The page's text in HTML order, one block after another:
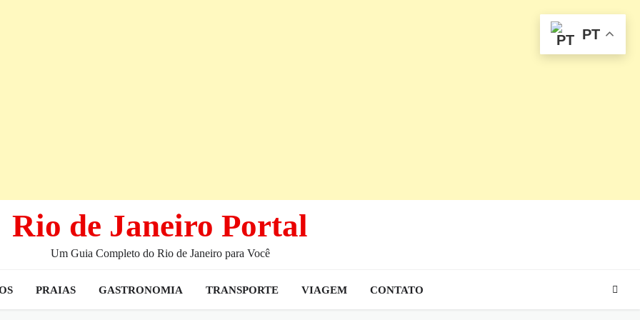
Rio de Janeiro Portal
Um Guia Completo do Rio de Janeiro para Você
PRAIAS GASTRONOMIA TRANSPORTE VIAGEM CONTATO
PT